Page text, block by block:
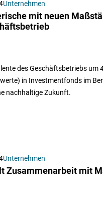
Unternehmen
mit neuen
des Geschäftsbetriebs um
in Investmentfonds im
nachhaltige Zukunft.
Unternehmen
Zusammenarbeit mit